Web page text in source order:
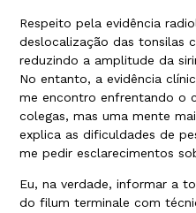
Respeito pela evidência
deslocalização das tonsilas
reduzindo a amplitude da
No entanto, a evidência
me encontro enfrentando o
colegas, mas uma mente
explica as dificuldades de
me pedir esclarecimentos
Eu, na verdade, informar a
do filum terminale com